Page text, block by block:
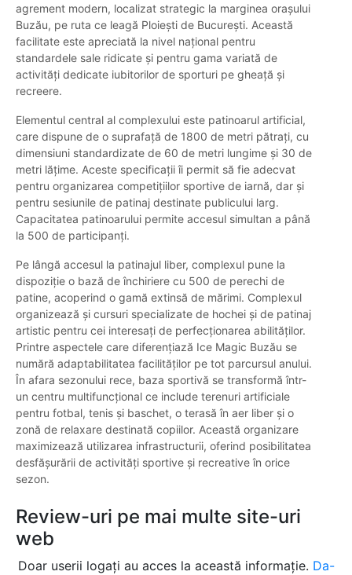
agrement modern, localizat strategic la marginea orașului
Buzău, pe ruta ce leagă Ploiești de București. Această
facilitate este apreciată la nivel național pentru
standardele sale ridicate și pentru gama variată de
activități dedicate iubitorilor de sporturi pe gheață și
recreere.
Elementul central al complexului este patinoarul artificial,
care dispune de o suprafață de 1800 de metri pătrați, cu
dimensiuni standardizate de 60 de metri lungime și 30 de
metri lățime. Aceste specificații îi permit să fie adecvat
pentru organizarea competițiilor sportive de iarnă, dar și
pentru sesiunile de patinaj destinate publicului larg.
Capacitatea patinoarului permite accesul simultan a până
la 500 de participanți.
Pe lângă accesul la patinajul liber, complexul pune la
dispoziție o bază de închiriere cu 500 de perechi de
patine, acoperind o gamă extinsă de mărimi. Complexul
organizează și cursuri specializate de hochei și de patinaj
artistic pentru cei interesați de perfecționarea abilităților.
Printre aspectele care diferențiază Ice Magic Buzău se
numără adaptabilitatea facilităților pe tot parcursul anului.
În afara sezonului rece, baza sportivă se transformă într-
un centru multifuncțional ce include terenuri artificiale
pentru fotbal, tenis și baschet, o terasă în aer liber și o
zonă de relaxare destinată copiilor. Această organizare
maximizează utilizarea infrastructurii, oferind posibilitatea
desfășurării de activități sportive și recreative în orice
sezon.
Review-uri pe mai multe site-uri
web
Doar userii logați au acces la această informație. Da-